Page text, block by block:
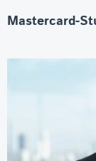
Mastercard-